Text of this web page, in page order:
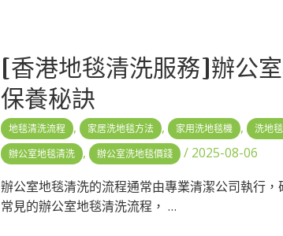
[香港地毯清洗服務]辦公
保養秘訣
地毯清洗流程 , 家居洗地毯方法 , 家用洗地毯機 , 洗地
辦公室地毯清洗 , 辦公室洗地毯價錢 / 2025-08-06
辦公室地毯清洗的流程通常由專業清潔公司執行
常見的辦公室地毯清洗流程， …